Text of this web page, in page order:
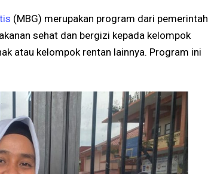
(MBG) merupakan program dari pemerintah
sehat dan bergizi kepada kelompok
atau kelompok rentan lainnya. Program ini